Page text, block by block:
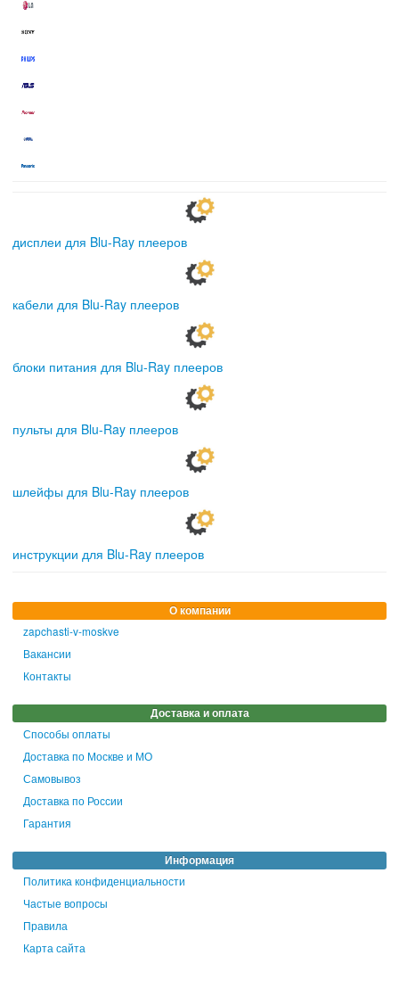
дисплеи для Blu-Ray плееров
кабели для Blu-Ray плееров
блоки питания для Blu-Ray плееров
пульты для Blu-Ray плееров
шлейфы для Blu-Ray плееров
инструкции для Blu-Ray плееров
О компании
zapchasti-v-moskve
Вакансии
Контакты
Доставка и оплата
Способы оплаты
Доставка по Москве и МО
Самовывоз
Доставка по России
Гарантия
Информация
Политика конфиденциальности
Частые вопросы
Правила
Карта сайта